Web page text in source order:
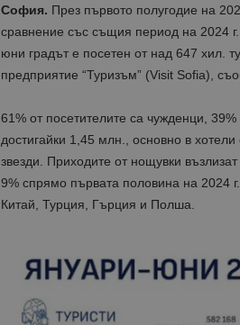
София. През първото полугодие на
сравнение със същия период на 2024
юни градът е посетен от над 647 хил.
предприятие “Туризъм” (Visit Sofia),
61% от посетителите са чужденци,
достигайки 1,45 млн., основно в
звезди. Приходите от нощувки
9% спрямо първата половина на 2024
Китай, Турция, Гърция и Полша.